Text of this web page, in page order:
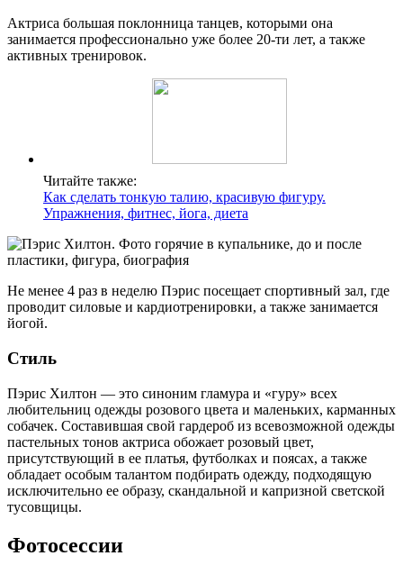
Актриса большая поклонница танцев, которыми она
занимается профессионально уже более 20-ти лет, а также
активных тренировок.
Читайте также:
Как сделать тонкую талию, красивую фигуру.
Упражнения, фитнес, йога, диета
Не менее 4 раз в неделю Пэрис посещает спортивный зал, где
проводит силовые и кардиотренировки, а также занимается
йогой.
Стиль
Пэрис Хилтон — это синоним гламура и «гуру» всех
любительниц одежды розового цвета и маленьких, карманных
собачек. Составившая свой гардероб из всевозможной одежды
пастельных тонов актриса обожает розовый цвет,
присутствующий в ее платья, футболках и поясах, а также
обладает особым талантом подбирать одежду, подходящую
исключительно ее образу, скандальной и капризной светской
тусовщицы.
Фотосессии